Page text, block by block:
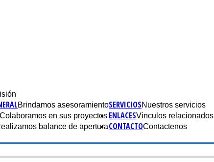
SERVICIOSNuestros servicios
Brindamos asesoramiento
Colaboramos en sus proyectos
balance de apertura
ENLACESVinculos relacionados
CONTACTOContactenos